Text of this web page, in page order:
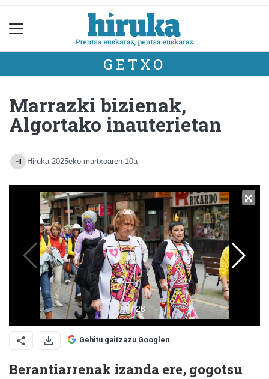
GETXO
Marrazki bizienak,
Algortako inauterietan
Hiruka 2025eko martxoaren 10a
Gehitu gaitzazu Googlen
Berantiarrenak izanda ere, gogotsu